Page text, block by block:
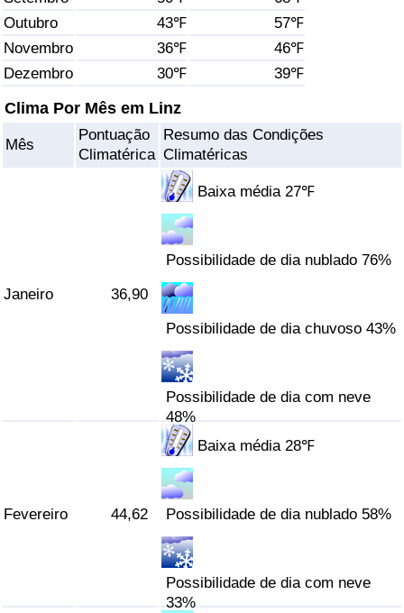
Outubro
43℉
57℉
Novembro
36℉
46℉
Dezembro
30℉ 39℉
Clima Por Mês em Linz
Mês
Pontuação
Climatérica
Resumo das Condições
Climatéricas
Janeiro 36,90
Baixa média 27℉
Possibilidade de dia nublado 76%
Possibilidade de dia chuvoso 43%
Possibilidade de dia com neve
48%
Fevereiro 44,62
Baixa média 28℉
Possibilidade de dia nublado 58%
Possibilidade de dia com neve
33%
Saúde
Indicador de Saúde (Atual)
Indicador de Saúde por País
Indicador de Poluição (Atual)
Indicador de Poluição por País
Indicador de Trânsito (Atual)
Indicador de Trânsito por País